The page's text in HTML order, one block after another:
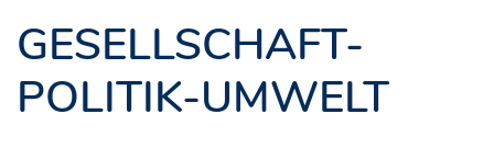
GESELLSCHAFT-
POLITIK-UMWELT